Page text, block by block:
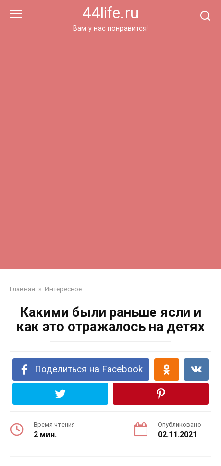
44life.ru
Вам у нас понравится!
Главная » Интересное
Какими были раньше ясли и
как это отражалось на детях
Поделиться на Facebook
Время чтения
2 мин.
Опубликовано
02.11.2021